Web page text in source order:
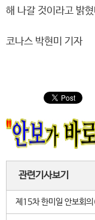
해 나갈 것이라고 밝
코나스 박현미 기자
관련기사보기
제15차 한미일 안보회